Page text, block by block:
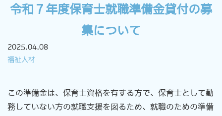
令和７年度保育士就職準備金貸付の募
集について
2025.04.08
福祉人材
この準備金は、保育士資格を有する方で、保育士として勤
務していない方の就職支援を図るため、就職のための準備